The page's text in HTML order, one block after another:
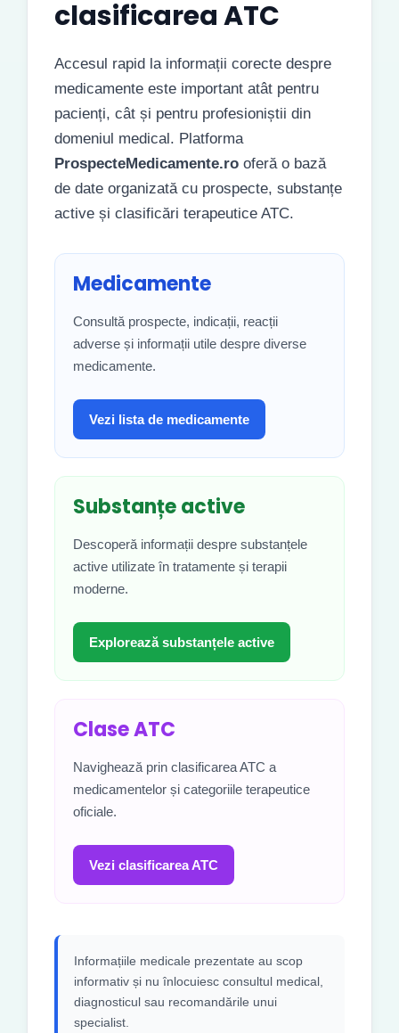
clasificarea ATC
Accesul rapid la informații corecte despre
medicamente este important atât pentru
pacienți, cât și pentru profesioniștii din
domeniul medical. Platforma
ProspecteMedicamente.ro oferă o bază
de date organizată cu prospecte, substanțe
active și clasificări terapeutice ATC.
Medicamente
Consultă prospecte, indicații, reacții
adverse și informații utile despre diverse
medicamente.
Vezi lista de medicamente
Substanțe active
Descoperă informații despre substanțele
active utilizate în tratamente și terapii
moderne.
Explorează substanțele active
Clase ATC
Navighează prin clasificarea ATC a
medicamentelor și categoriile terapeutice
oficiale.
Vezi clasificarea ATC
Informațiile medicale prezentate au scop
informativ și nu înlocuiesc consultul medical,
diagnosticul sau recomandările unui
specialist.